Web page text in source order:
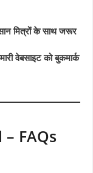
मित्रों के साथ जरूर
वेबसाइट को बुकमार्क
FAQs